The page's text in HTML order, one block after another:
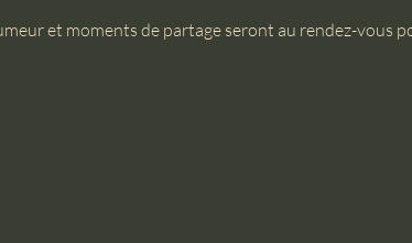
et moments de partage seront au rendez-vous